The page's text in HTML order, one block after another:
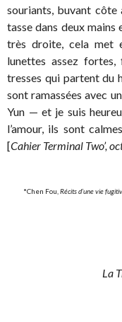
souriants, buvant côte
tasse dans deux
très droite, cela met
lunettes assez fortes,
tresses qui partent du
sont ramassées avec
Yun — et je suis
l’amour, ils sont
[Cahier Terminal Two’,
*Chen Fou, Récits d’une vie
La